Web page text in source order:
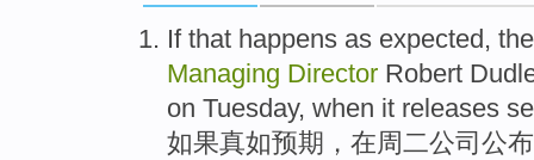
If that happens as expected ,
Managing Director Robert
on Tuesday, when it releases
如果真如预期 ，在周二公司 公布